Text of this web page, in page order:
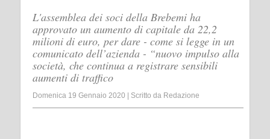
L'assemblea dei soci della Brebemi ha
approvato un aumento di capitale da 22,2
milioni di euro, per dare - come si legge in un
comunicato dell’azienda - “nuovo impulso alla
società, che continua a registrare sensibili
aumenti di traffico
Domenica 19 Gennaio 2020 Scritto da Redazione